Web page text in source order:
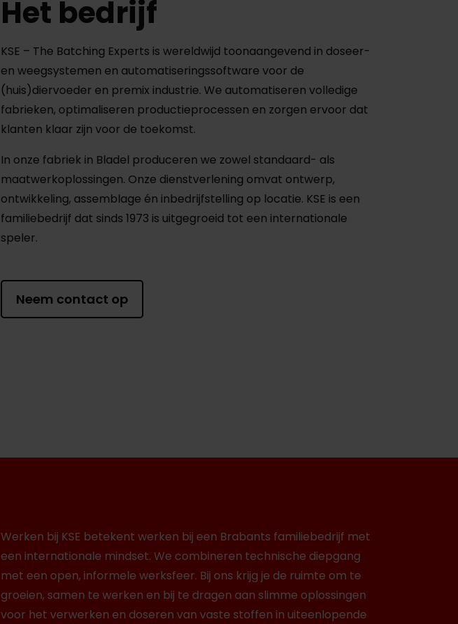
Het bedrijf
KSE – The Batching Experts is wereldwijd toonaangevend in doseer-
en weegsystemen en automatiseringssoftware voor de
(huis)diervoeder en premix industrie. We automatiseren volledige
fabrieken, optimaliseren productieprocessen en zorgen ervoor dat
klanten klaar zijn voor de toekomst.
In onze fabriek in Bladel produceren we zowel standaard- als
maatwerkoplossingen. Onze dienstverlening omvat ontwerp,
ontwikkeling, assemblage én inbedrijfstelling op locatie. KSE is een
familiebedrijf dat sinds 1973 is uitgegroeid tot een internationale
speler.
Neem contact op
Werken bij KSE betekent werken bij een Brabants familiebedrijf met
een internationale mindset. We combineren technische diepgang
met een open, informele werksfeer. Bij ons krijg je de ruimte om te
groeien, samen te werken en bij te dragen aan slimme oplossingen
voor het verwerken en doseren van vaste stoffen in uiteenlopende